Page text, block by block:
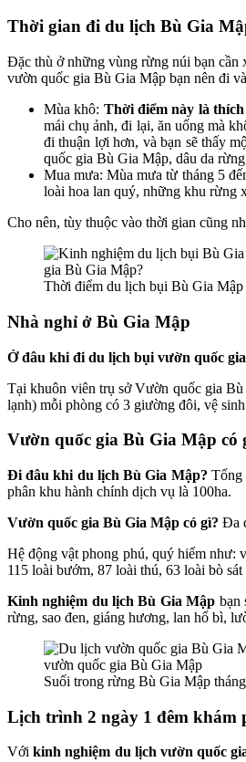
Thời gian đi du lịch Bù Gia
Đặc thù ở những vùng rừng núi bạn cần
vườn quốc gia Bù Gia Mập bạn nên đi
Mùa khô: Thời điểm này là
mái chụ ảnh, đi lại, ăn uống mà
đi thuận lợi hơn, và bạn sẽ thấy
quốc gia Bù Gia Mập, dâu da
Mua mưa: Mùa mưa từ tháng 5
loài hoa lan quý, những khu rừng
Cho nên, tùy thuộc vào thời gian cũng
Thời điểm du lịch bụi Bù Gia Mập
Nhà nghỉ ở Bù Gia Mập
Ở đâu khi đi du lịch bụi vườn quốc
Tại khuôn viên trụ sở Vườn quốc gia
lạnh) mỗi phòng có 3 giường đôi, vệ
Vườn quốc gia Bù Gia Mập có
Đi đâu khi du lịch Bù Gia Mập? Tổng
phân khu hành chính dịch vụ là 100ha.
Vườn quốc gia Bù Gia Mập có gì? Đa
Hệ động vật phong phú, quý hiếm như:
115 loài bướm, 87 loài thú, 63 loài bò
Kinh nghiệm du lịch Bù Gia Mập bạn
rừng, sao đen, giáng hương, lan hổ bì,
Suối trong rừng Bù Gia Mập
Lịch trình 2 ngày 1 đêm khám
Vớikinh nghiệm du lịch vườn quốc